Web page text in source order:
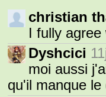
christian
I fully
Dyshcici
moi aussi
qu'il manque